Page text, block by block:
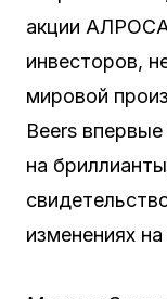
акции
инвесторов,
мировой
Beers
на
изменениях